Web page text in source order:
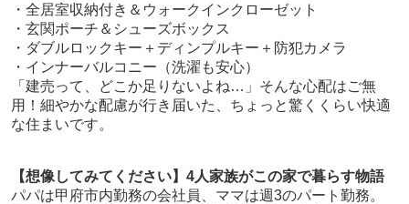
・全居室収納付き＆ウォークインクローゼット
・玄関ポーチ＆シューズボックス
・ダブルロックキー＋ディンプルキー＋防犯カメラ
・インナーバルコニー（洗濯も安心）
「建売って、どこか足りないよね…」そんな心配はご無
用！細やかな配慮が行き届いた、ちょっと驚くくらい快適
な住まいです。
【想像してみてください】4人家族がこの家で暮らす物語
パパは甲府市内勤務の会社員、ママは週3のパート勤務。